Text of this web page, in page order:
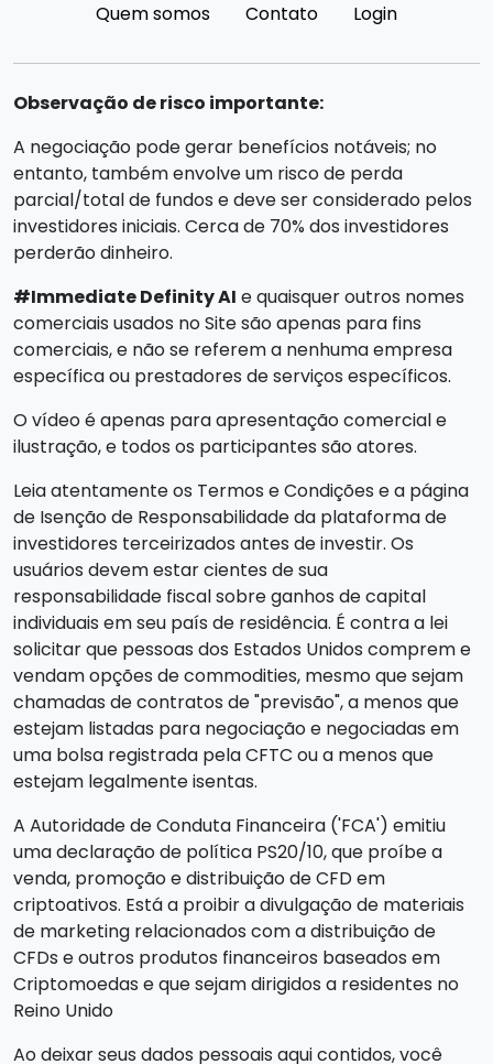
Quem somos Contato Login
Observação de risco importante:
A negociação pode gerar benefícios notáveis; no
entanto, também envolve um risco de perda
parcial/total de fundos e deve ser considerado pelos
investidores iniciais. Cerca de 70% dos investidores
perderão dinheiro.
#Immediate Definity AI e quaisquer outros nomes
comerciais usados no Site são apenas para fins
comerciais, e não se referem a nenhuma empresa
específica ou prestadores de serviços específicos.
O vídeo é apenas para apresentação comercial e
ilustração, e todos os participantes são atores.
Leia atentamente os Termos e Condições e a página
de Isenção de Responsabilidade da plataforma de
investidores terceirizados antes de investir. Os
usuários devem estar cientes de sua
responsabilidade fiscal sobre ganhos de capital
individuais em seu país de residência. É contra a lei
solicitar que pessoas dos Estados Unidos comprem e
vendam opções de commodities, mesmo que sejam
chamadas de contratos de "previsão", a menos que
estejam listadas para negociação e negociadas em
uma bolsa registrada pela CFTC ou a menos que
estejam legalmente isentas.
A Autoridade de Conduta Financeira ('FCA') emitiu
uma declaração de política PS20/10, que proíbe a
venda, promoção e distribuição de CFD em
criptoativos. Está a proibir a divulgação de materiais
de marketing relacionados com a distribuição de
CFDs e outros produtos financeiros baseados em
Criptomoedas e que sejam dirigidos a residentes no
Reino Unido
Ao deixar seus dados pessoais aqui contidos, você